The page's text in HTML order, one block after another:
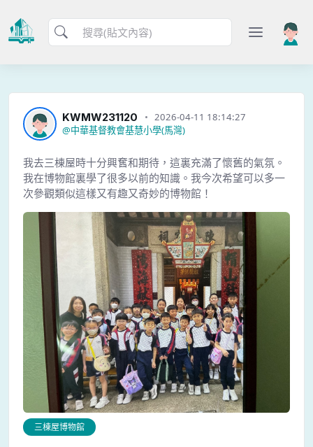
KWMW231120
2026-04-11 18:14:27
@中華基督教會基慧小學(馬灣)
我去三棟屋時十分興𡚒和期待，這裏充滿了懷舊的氣氛。
我在博物館裏學了很多以前的知識。我今次希望可以多一
次參觀類似這樣又有趣又奇妙的博物館！
三棟屋博物館